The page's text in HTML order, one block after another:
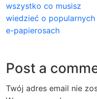
wszystko co musisz
wiedzieć o popularnych
e-papierosach
Post a
Twój adres email nie